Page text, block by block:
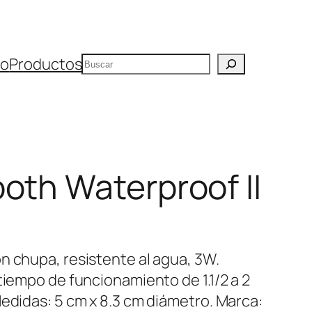
ProductosBuscar
Waterproof II
chupa, resistente al agua, 3W.
de funcionamiento de 1.1/2 a 2
5 cm x 8.3 cm diámetro. Marca: